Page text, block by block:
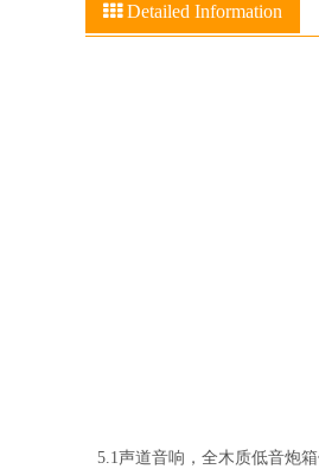
Detailed Information
5.1声道音响，全木质低音炮